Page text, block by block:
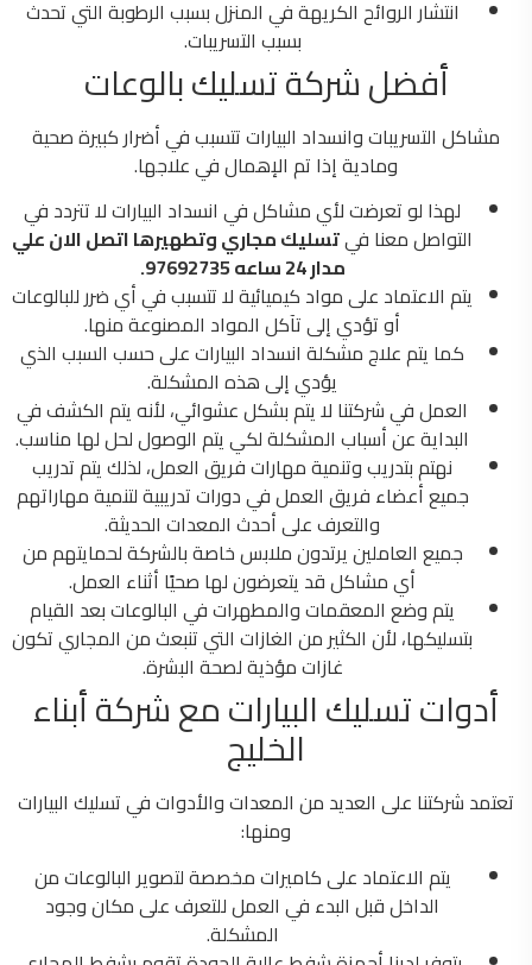
انتشار الروائح الكريهة في المنزل بسبب الرطوبة التي تحدث
بسبب التسريبات.
أفضل شركة تسليك بالوعات
مشاكل التسريبات وانسداد البيارات تتسبب في أضرار كبيرة صحية
ومادية إذا تم الإهمال في علاجها.
لهذا لو تعرضت لأي مشاكل في انسداد البيارات لا تتردد في
التواصل معنا فيتسليك مجاري وتطهيرها اتصل الان علي
مدار 24 ساعه 97692735.
يتم الاعتماد على مواد كيميائية لا تتسبب في أي ضرر للبالوعات
أو تؤدي إلى تآكل المواد المصنوعة منها.
كما يتم علاج مشكلة انسداد البيارات على حسب السبب الذي
يؤدي إلى هذه المشكلة.
العمل في شركتنا لا يتم بشكل عشوائي، لأنه يتم الكشف في
البداية عن أسباب المشكلة لكي يتم الوصول لحل لها مناسب.
نهتم بتدريب وتنمية مهارات فريق العمل، لذلك يتم تدريب
جميع أعضاء فريق العمل في دورات تدريبية لتنمية مهاراتهم
والتعرف على أحدث المعدات الحديثة.
جميع العاملين يرتدون ملابس خاصة بالشركة لحمايتهم من
أي مشاكل قد يتعرضون لها صحيًا أثناء العمل.
يتم وضع المعقمات والمطهرات في البالوعات بعد القيام
بتسليكها، لأن الكثير من الغازات التي تنبعث من المجاري تكون
غازات مؤذية لصحة البشرة.
أدوات تسليك البيارات مع شركة أبناء
الخليج
تعتمد شركتنا على العديد من المعدات والأدوات في تسليك البيارات
ومنها:
يتم الاعتماد على كاميرات مخصصة لتصوير البالوعات من
الداخل قبل البدء في العمل للتعرف على مكان وجود
المشكلة.